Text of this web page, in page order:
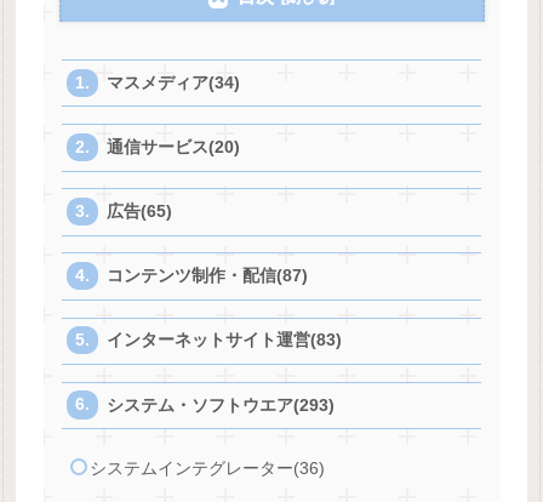
マスメディア(34)
通信サービス(20)
広告(65)
コンテンツ制作・配信(87)
インターネットサイト運営(83)
システム・ソフトウエア(293)
システムインテグレーター(36)